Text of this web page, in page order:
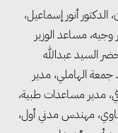
أنور إسماعيل،
وجيه، مساعد الوزير
السيد عبدالله
جمعة الهاملي، مدير
مدير مساعدات طبية،
مهندس مدني أول،
«التضامن» تتعامل مع 552 بلاغًا
مأوى ولم
سيدة
«بكرة